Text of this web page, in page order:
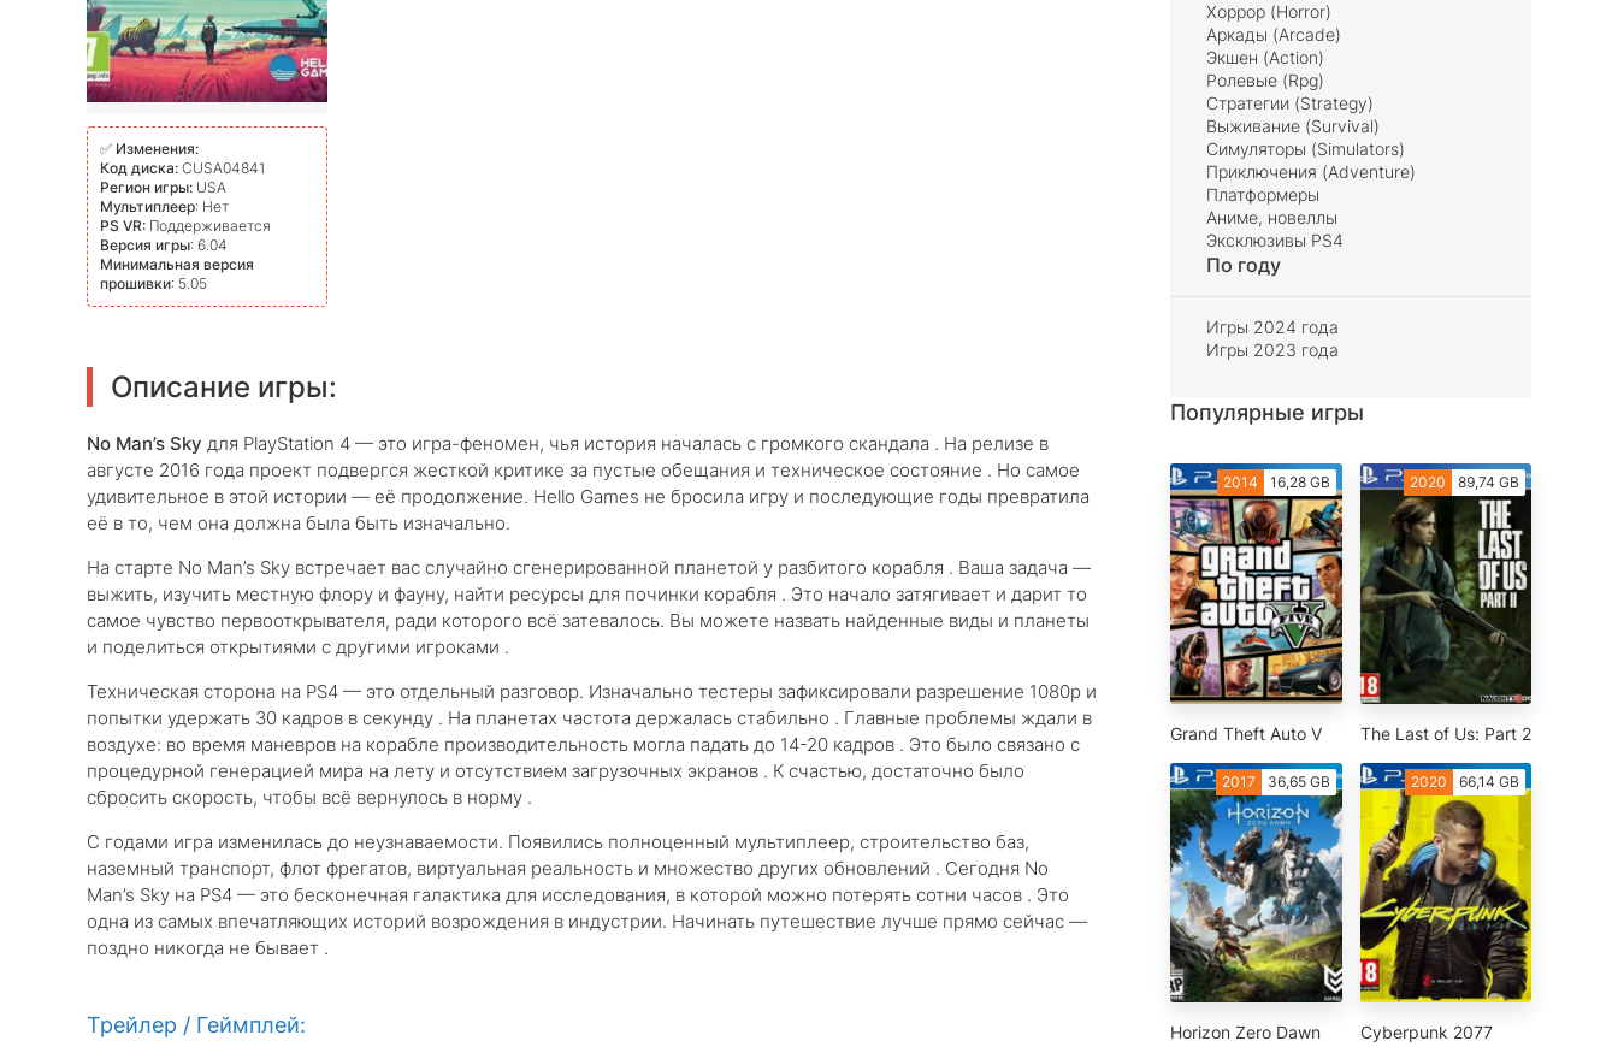
✅ Изменения:
Код диска: CUSA04841
Регион игры: USA
Мультиплеер: Нет
PS VR: Поддерживается
Версия игры: 6.04
Минимальная версия
прошивки: 5.05
Описание игры:
No Man’s Sky для PlayStation 4 — это игра-феномен, чья история началась с громкого скандала . На релизе в
августе 2016 года проект подвергся жесткой критике за пустые обещания и техническое состояние . Но самое
удивительное в этой истории — её продолжение. Hello Games не бросила игру и последующие годы превратила
её в то, чем она должна была быть изначально.
На старте No Man’s Sky встречает вас случайно сгенерированной планетой у разбитого корабля . Ваша задача —
выжить, изучить местную флору и фауну, найти ресурсы для починки корабля . Это начало затягивает и дарит то
самое чувство первооткрывателя, ради которого всё затевалось. Вы можете назвать найденные виды и планеты
и поделиться открытиями с другими игроками .
Техническая сторона на PS4 — это отдельный разговор. Изначально тестеры зафиксировали разрешение 1080p и
попытки удержать 30 кадров в секунду . На планетах частота держалась стабильно . Главные проблемы ждали в
воздухе: во время маневров на корабле производительность могла падать до 14-20 кадров . Это было связано с
процедурной генерацией мира на лету и отсутствием загрузочных экранов . К счастью, достаточно было
сбросить скорость, чтобы всё вернулось в норму .
С годами игра изменилась до неузнаваемости. Появились полноценный мультиплеер, строительство баз,
наземный транспорт, флот фрегатов, виртуальная реальность и множество других обновлений . Сегодня No
Man’s Sky на PS4 — это бесконечная галактика для исследования, в которой можно потерять сотни часов . Это
одна из самых впечатляющих историй возрождения в индустрии. Начинать путешествие лучше прямо сейчас —
поздно никогда не бывает .
Трейлер / Геймплей:
Хоррор (Horror)
Аркады (Arcade)
Экшен (Action)
Ролевые (Rpg)
Стратегии (Strategy)
Выживание (Survival)
Симуляторы (Simulators)
Приключения (Adventure)
Платформеры
Аниме, новеллы
Эксклюзивы PS4
По году
Игры 2024 года
Игры 2023 года
Популярные игры
2014 16,28 GB
Grand Theft Auto V
2020 89,74 GB
The Last of Us: Part 2
2017 36,65 GB
Horizon Zero Dawn
2020 66,14 GB
Cyberpunk 2077